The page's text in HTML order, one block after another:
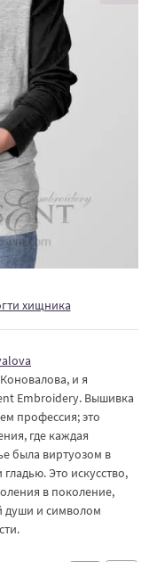
хищника
и я
Embroidery. Вышивка
профессия; это
где каждая
была виртуозом в
Это искусство,
в поколение,
души и символом